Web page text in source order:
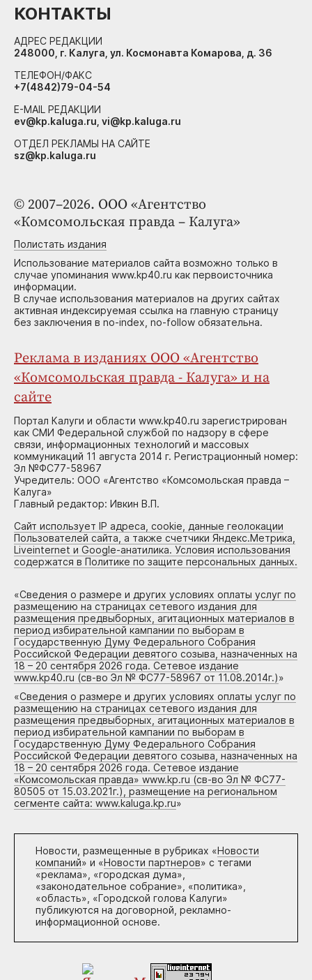
© 2007–2026. ООО «Агентство
«Комсомольская правда – Калуга»
Полистать издания
Использование материалов сайта возможно только в
случае упоминания www.kp40.ru как первоисточника
информации.
В случае использования материалов на других сайтах
активная индексируемая ссылка на главную страницу
без заключения в no-index, no-follow обязательна.
Реклама в изданиях ООО «Агентство
«Комсомольская правда - Калуга» и на
сайте
Портал Калуги и области www.kp40.ru зарегистрирован
как СМИ Федеральной службой по надзору в сфере
связи, информационных технологий и массовых
коммуникаций 11 августа 2014 г. Регистрационный номер:
Эл №ФС77-58967
Учредитель: ООО «Агентство «Комсомольская правда –
Калуга»
Главный редактор: Ивкин В.П.
Сайт использует IP адреса, cookie, данные геолокации
Пользователей сайта, а также счетчики Яндекс.Метрика,
Liveinternet и Google-анатилика. Условия использования
содержатся в Политике по защите персональных данных.
«Сведения о размере и других условиях оплаты услуг по
размещению на страницах сетевого издания для
размещения предвыборных, агитационных материалов в
период избирательной кампании по выборам в
Государственную Думу Федерального Собрания
Российской Федерации девятого созыва, назначенных на
18 – 20 сентября 2026 года. Сетевое издание
www.kp40.ru (св-во Эл № ФС77-58967 от 11.08.2014г.)»
«Сведения о размере и других условиях оплаты услуг по
размещению на страницах сетевого издания для
размещения предвыборных, агитационных материалов в
период избирательной кампании по выборам в
Государственную Думу Федерального Собрания
Российской Федерации девятого созыва, назначенных на
18 – 20 сентября 2026 года. Сетевое издание
«Комсомольская правда» www.kp.ru (св-во Эл № ФС77-
80505 от 15.03.2021г.), размещение на региональном
сегменте сайта: www.kaluga.kp.ru»
Новости, размещенные в рубриках «Новости
компаний» и «Новости партнеров» с тегами
«реклама», «городская дума»,
«законодательное собрание», «политика»,
«область», «Городской голова Калуги»
публикуются на договорной, рекламно-
информационной основе.
КОНТАКТЫ
АДРЕС РЕДАКЦИИ
248000, г. Калуга, ул. Космонавта Комарова, д. 36
ТЕЛЕФОН/ФАКС
+7(4842)79-04-54
E-MAIL РЕДАКЦИИ
ev@kp.kaluga.ru, vi@kp.kaluga.ru
ОТДЕЛ РЕКЛАМЫ НА САЙТЕ
sz@kp.kaluga.ru